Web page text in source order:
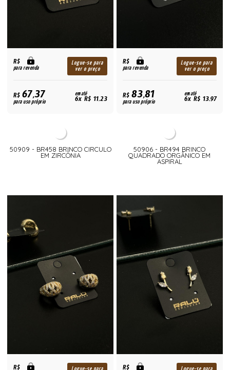
R$
para revenda
Logue-se para
ver o preço
R$67,37
para uso próprio
em até
6x R$ 11,23
50909 - BR458 BRINCO CIRCULO
EM ZIRCÔNIA
R$
para revenda
Logue-se para
ver o preço
R$83,81
para uso próprio
em até
6x R$ 13,97
50906 - BR494 BRINCO
QUADRADO ORGÂNICO EM
ASPIRAL
Logue-se para Logue-se para